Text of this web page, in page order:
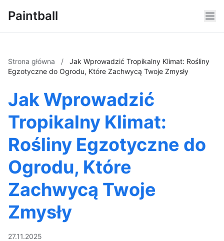
Paintball
Strona główna /
Jak Wprowadzić Tropikalny Klimat: Rośliny
Egzotyczne do Ogrodu, Które Zachwycą Twoje Zmysły
Jak Wprowadzić
Tropikalny Klimat:
Rośliny Egzotyczne do
Ogrodu, Które
Zachwycą Twoje
Zmysły
27.11.2025